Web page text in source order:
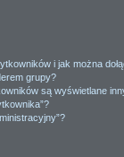
i jak można
grupy?
są wyświetlane